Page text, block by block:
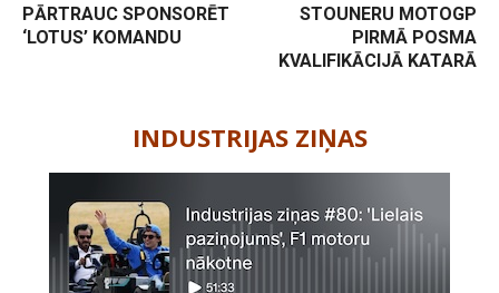
PĀRTRAUC SPONSORĒT
‘LOTUS’ KOMANDU
STOUNERU MOTOGP
PIRMĀ POSMA
KVALIFIKĀCIJĀ KATARĀ
INDUSTRIJAS ZIŅAS